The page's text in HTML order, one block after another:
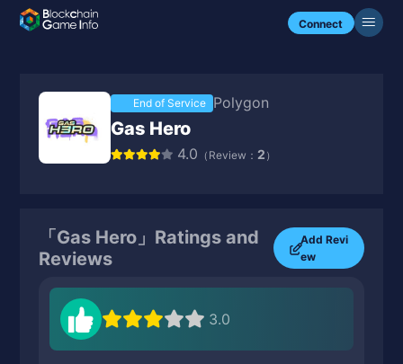
Connect
End of Service Polygon
Gas Hero
4.0 （Review： 2 ）
「Gas Hero」Ratings and
Reviews
Add Revi
ew
3.0